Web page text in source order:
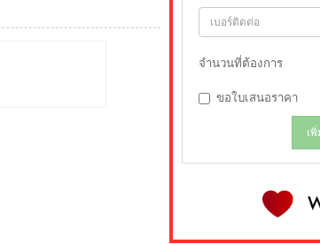
จำนวนที่ต้องการ
ขอใบเสนอราคา
เ